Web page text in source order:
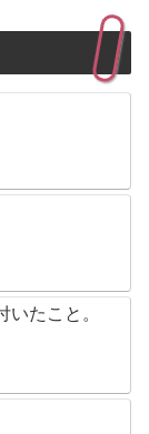
いたこと。